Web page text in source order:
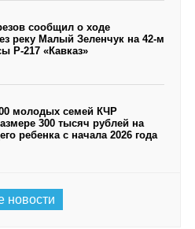
сообщил о ходе
реку Малый Зеленчук на 42-м
Р-217 «Кавказ»
молодых семей КЧР
300 тысяч рублей на
ребенка с начала 2026 года
новости